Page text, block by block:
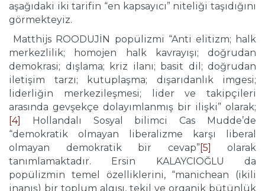
aşağıdaki iki tarifin “en kapsayıcı” niteliği taşıdığını
görmekteyiz.
Matthijs ROODUJİN popülizmi “Anti elitizm; halk
merkezlilik; homojen halk kavrayışı; doğrudan
demokrasi; dışlama; kriz ilanı; basit dil; doğrudan
iletişim tarzı; kutuplaşma; dışarıdanlık imgesi;
liderliğin merkezileşmesi; lider ve takipçileri
arasında gevşekçe dolayımlanmış bir ilişki” olarak;
[4]
Hollandalı Sosyal bilimci Cas Mudde’de
“demokratik olmayan liberalizme karşı liberal
olmayan demokratik bir cevap” [5]
olarak
tanımlamaktadır. Ersin KALAYCIOĞLU da
popülizmin temel özelliklerini, “manichean (ikili
inanış) bir toplum algısı, tekil ve organik bütünlük